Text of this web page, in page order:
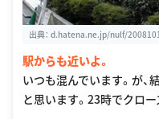
出典： d.hatena.ne.jp/nulf/
駅からも近いよ。
いつも混んでいます。が
と思います。23時でクロ